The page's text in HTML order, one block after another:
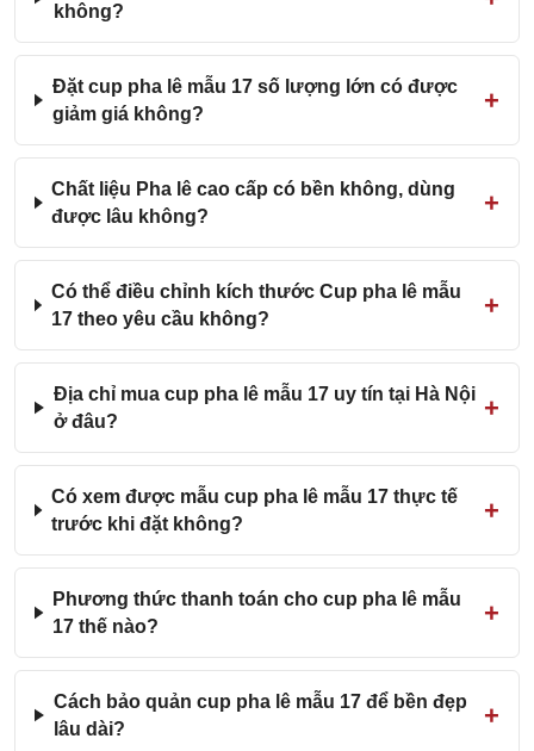
không?
Đặt cup pha lê mẫu 17 số lượng lớn có được
giảm giá không?
Chất liệu Pha lê cao cấp có bền không, dùng
được lâu không?
Có thể điều chỉnh kích thước Cup pha lê mẫu
17 theo yêu cầu không?
Địa chỉ mua cup pha lê mẫu 17 uy tín tại Hà Nội
ở đâu?
Có xem được mẫu cup pha lê mẫu 17 thực tế
trước khi đặt không?
Phương thức thanh toán cho cup pha lê mẫu
17 thế nào?
Cách bảo quản cup pha lê mẫu 17 để bền đẹp
lâu dài?